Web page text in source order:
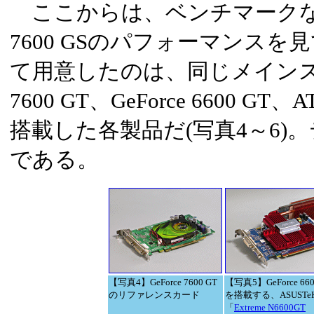
ここからは、ベンチマーク
7600 GSのパフォーマンスを
て用意したのは、同じメイン
7600 GT、GeForce 6600 GT、
搭載した各製品だ(写真4～6)
である。
【写真4】GeForce 7600 GT
のリファレンスカード
【写真5】GeForce
を搭載する、
「 Extreme N6600GT